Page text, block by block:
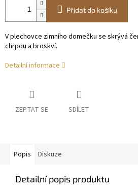
Přidat do košíku
V plechovce zimního domečku se skrývá
chrpou a broskví.
Detailní informace
ZEPTAT SE SDÍLET
Popis Diskuze
Detailní popis produktu